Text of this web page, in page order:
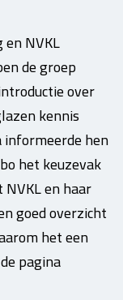
NVKL
de groep
over
kennis
informeerde hen
het keuzevak
en haar
goed overzicht
het een
pagina